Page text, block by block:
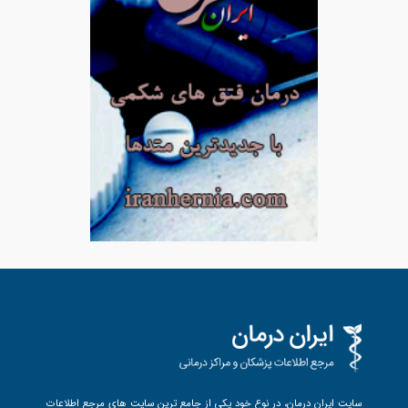
سایت ایران درمان، در نوع خود یکی از جامع ترین سایت های مرجع اطلاعات